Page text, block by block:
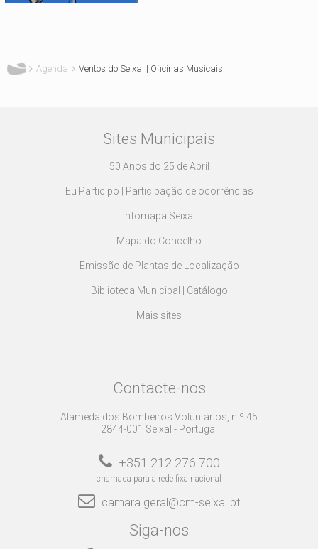
Agenda Ventos do Seixal | Oficinas Musicais
Sites Municipais
50 Anos do 25 de Abril
Eu Participo | Participação de ocorrências
Infomapa Seixal
Mapa do Concelho
Emissão de Plantas de Localização
Biblioteca Municipal | Catálogo
Mais sites
Contacte-nos
Alameda dos Bombeiros Voluntários, n.º 45
2844-001 Seixal - Portugal
+351 212 276 700
chamada para a rede fixa nacional
camara.geral@cm-seixal.pt
Siga-nos